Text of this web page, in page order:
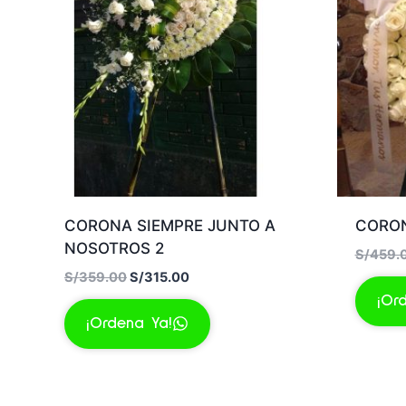
CORONA SIEMPRE JUNTO A
NOSOTROS 2
S/359.00El
precio
original
S/315.00El
precio
actual
es:
¡Ordena Ya!
S/